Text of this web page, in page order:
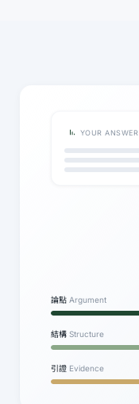
YOUR ANSWER
論點 Argument
結構 Structure
引證 Evidence